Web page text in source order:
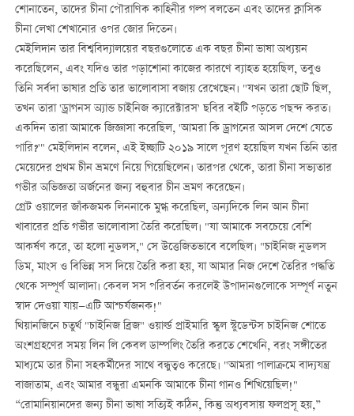
শোনাতেন, তাদের চীনা পৌরাণিক কাহিনীর গল্প বলতেন এবং তাদের ক্লাসিক
চীনা লেখা শেখানোর ওপর জোর দিতেন।
মেইলিদান তার বিশ্ববিদ্যালয়ের বছরগুলোতে এক বছর চীনা ভাষা অধ্যয়ন
করেছিলেন, এবং যদিও তার পড়াশোনা কাজের কারণে ব্যাহত হয়েছিল, তবুও
তিনি সর্বদা ভাষার প্রতি তার ভালোবাসা বজায় রেখেছেন। "যখন তারা ছোট ছিল,
তখন তারা 'ড্রাগনস অ্যান্ড চাইনিজ ক্যারেক্টারস' ছবির বইটি পড়তে পছন্দ করত।
একদিন তারা আমাকে জিজ্ঞাসা করেছিল, 'আমরা কি ড্রাগনের আসল দেশে যেতে
পারি?'" মেইলিদান বলেন, এই ইচ্ছাটি ২০১৯ সালে পূরণ হয়েছিল যখন তিনি তার
মেয়েদের প্রথম চীন ভ্রমণে নিয়ে গিয়েছিলেন। তারপর থেকে, তারা চীনা সভ্যতার
গভীর অভিজ্ঞতা অর্জনের জন্য বহুবার চীন ভ্রমণ করেছেন।
গ্রেট ওয়ালের জাঁকজমক লিননাকে মুগ্ধ করেছিল, অন্যদিকে লিন আন চীনা
খাবারের প্রতি গভীর ভালোবাসা তৈরি করেছিল। "যা আমাকে সবচেয়ে বেশি
আকর্ষণ করে, তা হলো নুডলস," সে উত্তেজিতভাবে বলেছিল। "চাইনিজ নুডলস
ডিম, মাংস ও বিভিন্ন সস দিয়ে তৈরি করা হয়, যা আমার নিজ দেশে তৈরির পদ্ধতি
থেকে সম্পূর্ণ আলাদা। কেবল সস পরিবর্তন করলেই উপাদানগুলোকে সম্পূর্ণ নতুন
স্বাদ দেওয়া যায়—এটি আশ্চর্যজনক!"
থিয়ানজিনে চতুর্থ "চাইনিজ ব্রিজ" ওয়ার্ল্ড প্রাইমারি স্কুল স্টুডেন্টস চাইনিজ শোতে
অংশগ্রহণের সময় লিন লি কেবল ডাম্পলিং তৈরি করতে শেখেনি, বরং সঙ্গীতের
মাধ্যমে তার চীনা সহকর্মীদের সাথে বন্ধুত্বও করেছে। "আমরা পালাক্রমে বাদ্যযন্ত্র
বাজাতাম, এবং আমার বন্ধুরা এমনকি আমাকে চীনা গানও শিখিয়েছিল!"
“রোমানিয়ানদের জন্য চীনা ভাষা সত্যিই কঠিন, কিন্তু অধ্যবসায় ফলপ্রসূ হয়,”